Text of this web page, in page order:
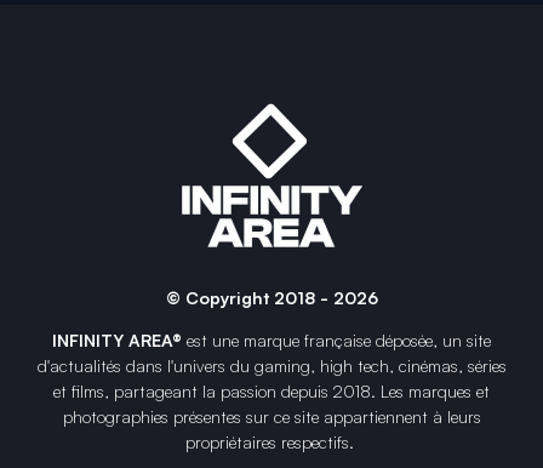
© Copyright 2018 - 2026
INFINITY AREA® est une marque française déposée, un site
d'actualités dans l'univers du gaming, high tech, cinémas, séries
et films, partageant la passion depuis 2018. Les marques et
photographies présentes sur ce site appartiennent à leurs
propriétaires respectifs.